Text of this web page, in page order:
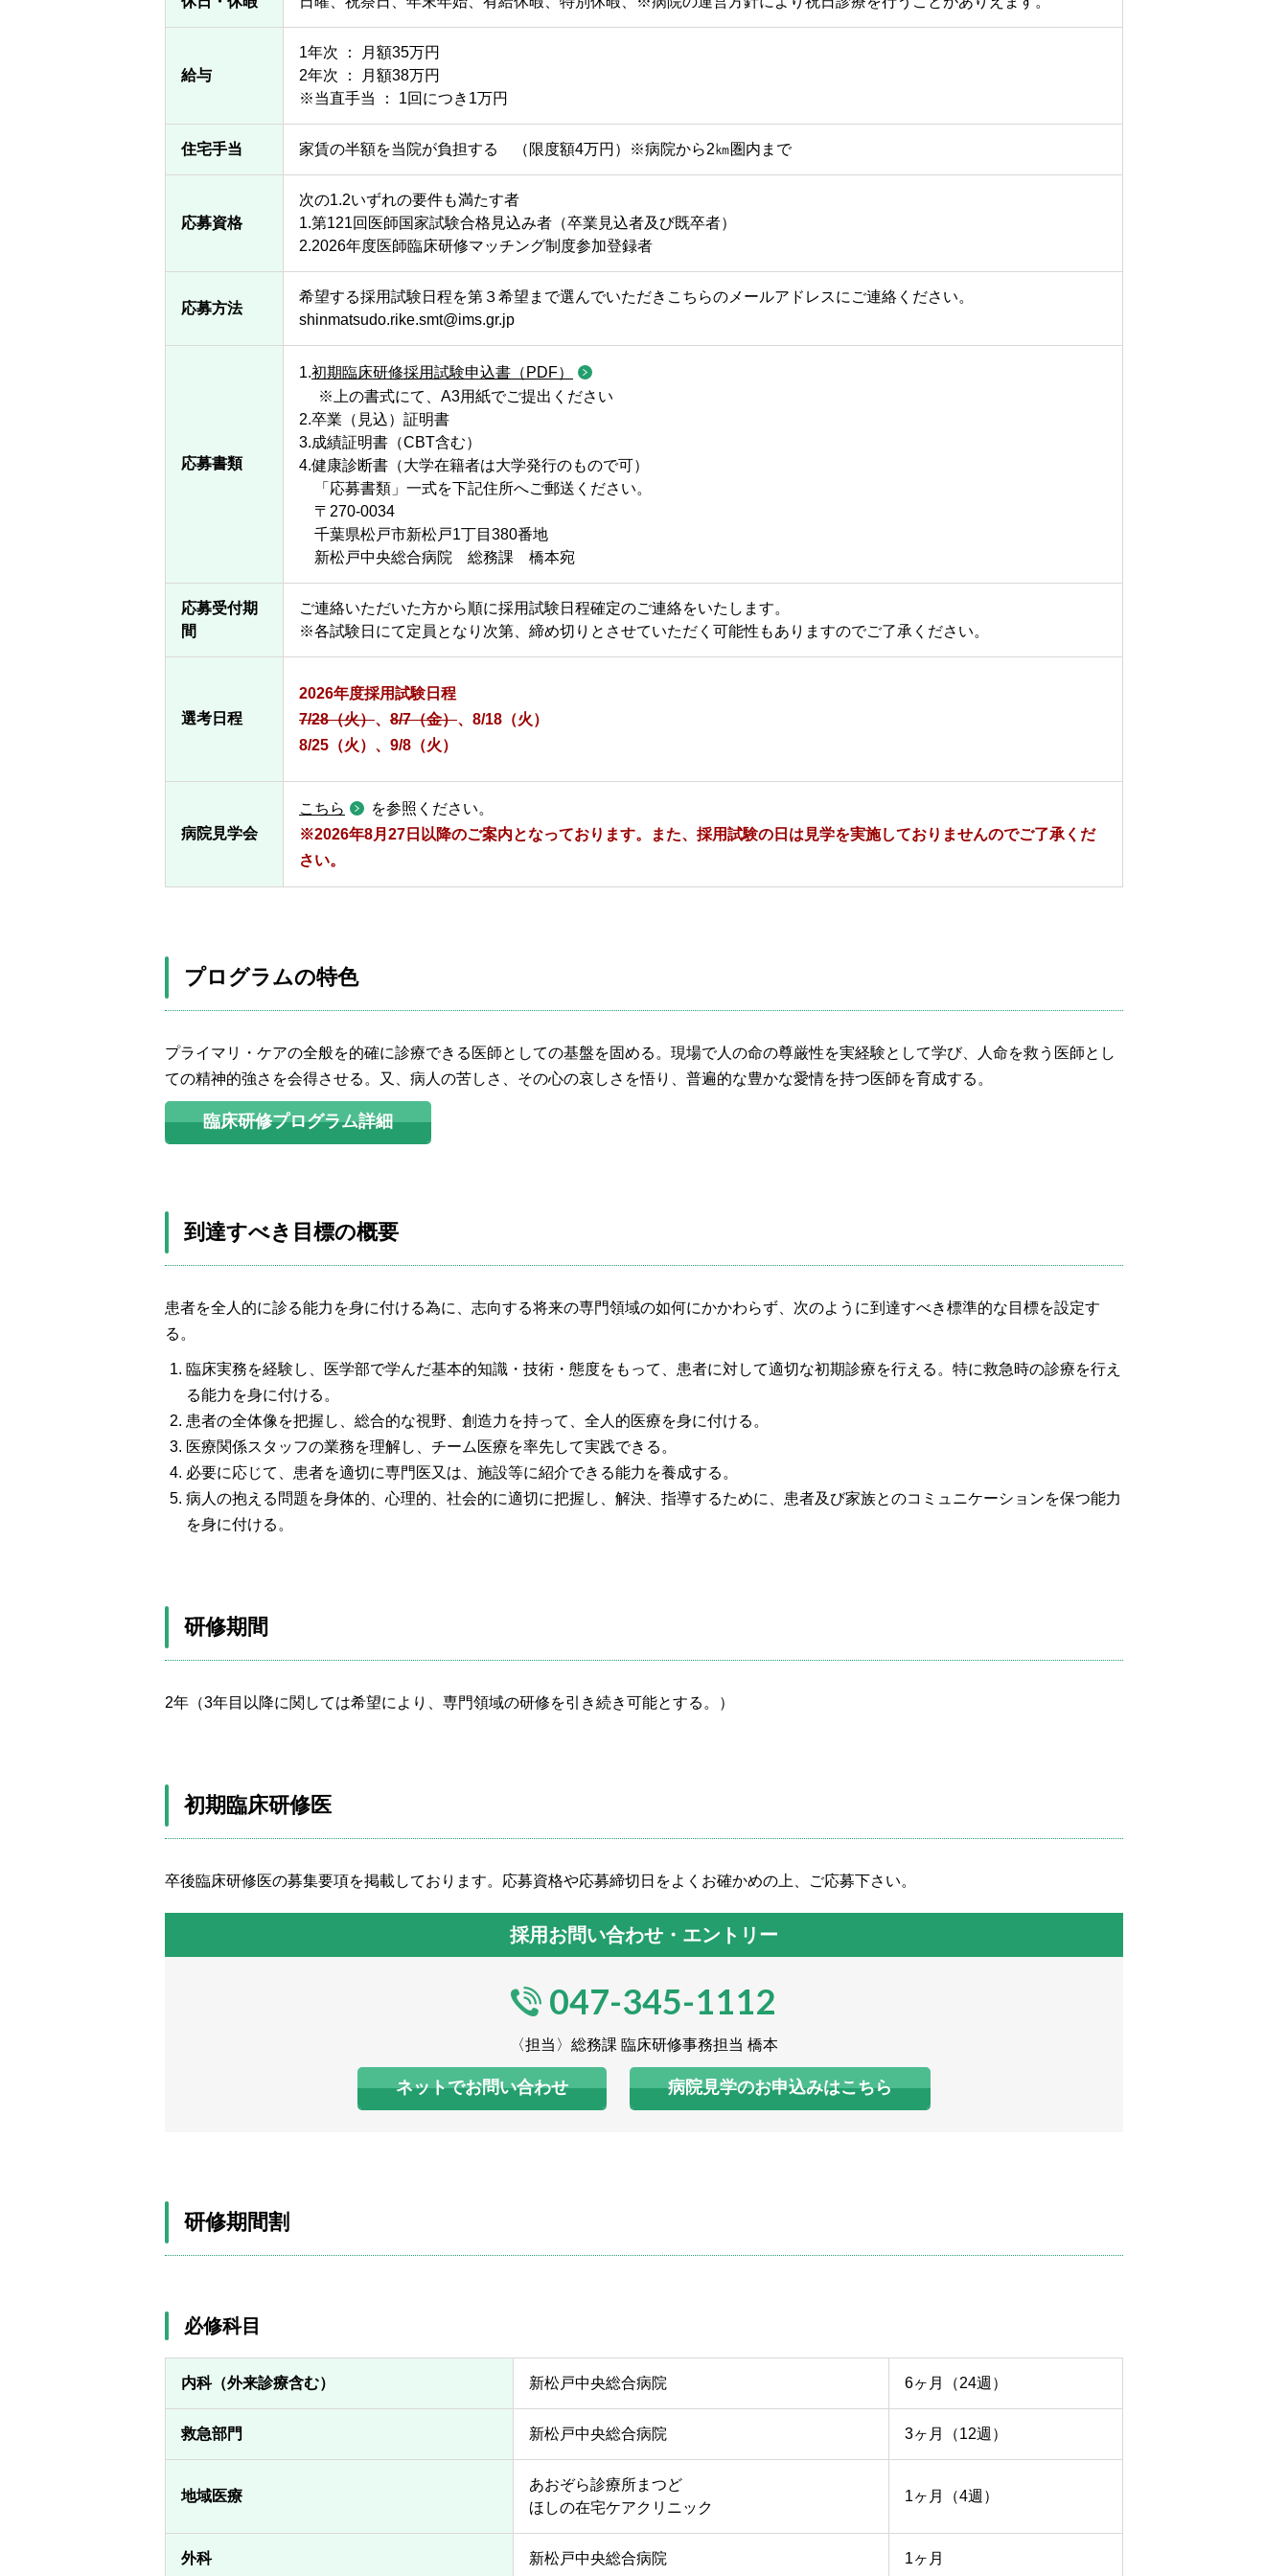
給与
1年次 ： 月額35万円
2年次 ： 月額38万円
※当直手当 ： 1回につき1万円
住宅手当 家賃の半額を当院が負担する （限度額4万円）※病院から2㎞圏内まで
応募資格
次の1.2いずれの要件も満たす者
1.第121回医師国家試験合格見込み者（卒業見込者及び既卒者）
2.2026年度医師臨床研修マッチング制度参加登録者
応募方法
希望する採用試験日程を第３希望まで選んでいただきこちらのメールアドレスにご連絡ください。
shinmatsudo.rike.smt@ims.gr.jp
応募書類
1.初期臨床研修採用試験申込書（PDF）
※上の書式にて、A3用紙でご提出ください
2.卒業（見込）証明書
3.成績証明書（CBT含む）
4.健康診断書（大学在籍者は大学発行のもので可）
「応募書類」一式を下記住所へご郵送ください。
〒270-0034
千葉県松戸市新松戸1丁目380番地
新松戸中央総合病院 総務課 橋本宛
応募受付期
間
ご連絡いただいた方から順に採用試験日程確定のご連絡をいたします。
※各試験日にて定員となり次第、締め切りとさせていただく可能性もありますのでご了承ください。
選考日程
2026年度採用試験日程
7/28（火）、 8/7（金）、8/18（火）
8/25（火）、9/8（火）
病院見学会
こちら
を参照ください。
※2026年8月27日以降のご案内となっております。また、採用試験の日は見学を実施しておりませんのでご了承くだ
さい。
プログラムの特色
プライマリ・ケアの全般を的確に診療できる医師としての基盤を固める。現場で人の命の尊厳性を実経験として学び、人命を救う医師とし
ての精神的強さを会得させる。又、病人の苦しさ、その心の哀しさを悟り、普遍的な豊かな愛情を持つ医師を育成する。
臨床研修プログラム詳細
到達すべき目標の概要
患者を全人的に診る能力を身に付ける為に、志向する将来の専門領域の如何にかかわらず、次のように到達すべき標準的な目標を設定す
る。
臨床実務を経験し、医学部で学んだ基本的知識・技術・態度をもって、患者に対して適切な初期診療を行える。特に救急時の診療を行え
る能力を身に付ける。
患者の全体像を把握し、総合的な視野、創造力を持って、全人的医療を身に付ける。
医療関係スタッフの業務を理解し、チーム医療を率先して実践できる。
必要に応じて、患者を適切に専門医又は、施設等に紹介できる能力を養成する。
病人の抱える問題を身体的、心理的、社会的に適切に把握し、解決、指導するために、患者及び家族とのコミュニケーションを保つ能力
を身に付ける。
研修期間
2年（3年目以降に関しては希望により、専門領域の研修を引き続き可能とする。）
初期臨床研修医
卒後臨床研修医の募集要項を掲載しております。応募資格や応募締切日をよくお確かめの上、ご応募下さい。
採用お問い合わせ・エントリー
047-345-1112
〈担当〉総務課 臨床研修事務担当 橋本
ネットでお問い合わせ 病院見学のお申込みはこちら
研修期間割
必修科目
内科（外来診療含む） 新松戸中央総合病院 6ヶ月（24週）
救急部門 新松戸中央総合病院 3ヶ月（12週）
地域医療
あおぞら診療所まつど
ほしの在宅ケアクリニック
1ヶ月（4週）
外科 新松戸中央総合病院 1ヶ月